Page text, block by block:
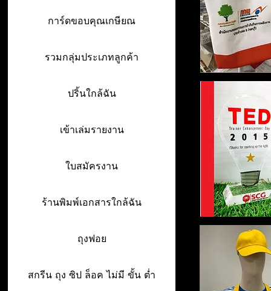
การ์ดขอบคุณเกษียณ
รวมกลุ่มประเภทลูกค้า
ปริ้นใกล้ฉัน
เข้าเล่มรายงาน
ใบสมัครงาน
ร้านพิมพ์เอกสารใกล้ฉัน
ถุงฟอย
สกรีน ถุง ซิป ล็อค ไม่มี ขั้น ต่ำ